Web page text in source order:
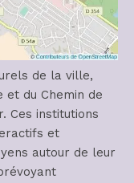
de la ville,
et du Chemin de
Ces institutions
et
autour de leur